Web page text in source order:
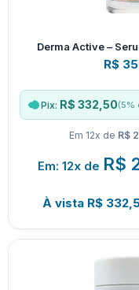
Derma Active –
R$
Pix: R$ 332,50(5%
Em 12x de R$
Em: 12x de R$
À vista R$